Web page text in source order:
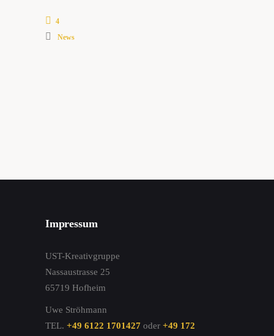
4
News
Impressum
UST-Kreativgruppe
Nassaustrasse 25
65719 Hofheim
Uwe Ströhmann
TEL. +49 6122 1701427 oder +49 172